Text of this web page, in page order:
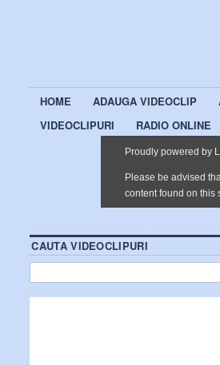
HOME ADAUGA VIDEOCLIP
VIDEOCLIPURI
RADIO ONLINE
CAUTA VIDEOCLIPURI